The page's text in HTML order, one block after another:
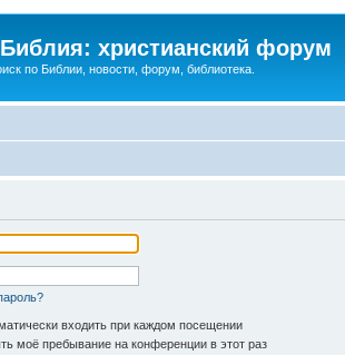
христианский форум
по Библии, новости, форум, библиотека.
входить при каждом посещении
моё пребывание на конференции в этот раз